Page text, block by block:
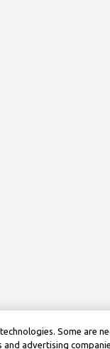
Some are
advertising